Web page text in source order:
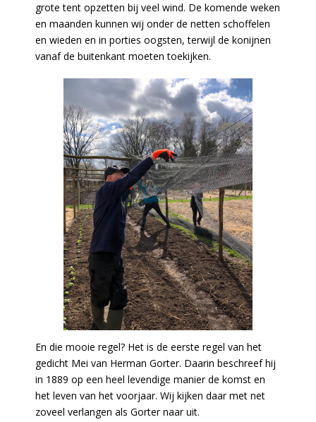
grote tent opzetten bij veel wind. De komende weken
en maanden kunnen wij onder de netten schoffelen
en wieden en in porties oogsten, terwijl de konijnen
vanaf de buitenkant moeten toekijken.
En die mooie regel? Het is de eerste regel van het
gedicht Mei van Herman Gorter. Daarin beschreef hij
in 1889 op een heel levendige manier de komst en
het leven van het voorjaar. Wij kijken daar met net
zoveel verlangen als Gorter naar uit.